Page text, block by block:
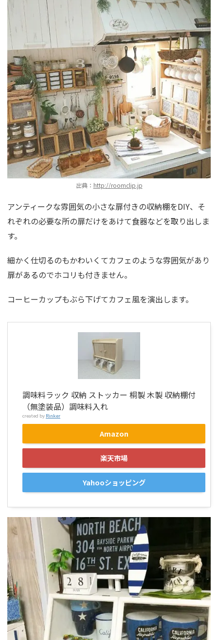
出典： http://roomclip.jp
アンティークな雰囲気の小さな扉付きの収納棚をDIY、そ
れぞれの必要な所の扉だけをあけて食器などを取り出しま
す。
細かく仕切るのもかわいくてカフェのような雰囲気があり
扉があるのでホコリも付きません。
コーヒーカップもぶら下げてカフェ風を演出します。
調味料ラック 収納 ストッカー 桐製 木製 収納棚付
（無塗装品）調味料入れ
created by Rinker
Amazon
楽天市場
Yahooショッピング